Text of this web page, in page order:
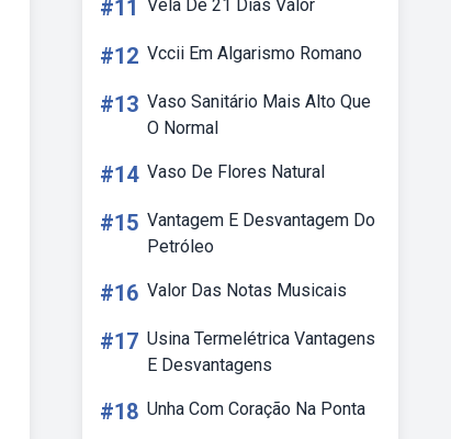
#11 Vela De 21 Dias Valor
#12 Vccii Em Algarismo Romano
#13 Vaso Sanitário Mais Alto Que
O Normal
#14 Vaso De Flores Natural
#15 Vantagem E Desvantagem Do
Petróleo
#16 Valor Das Notas Musicais
#17 Usina Termelétrica Vantagens
E Desvantagens
#18 Unha Com Coração Na Ponta